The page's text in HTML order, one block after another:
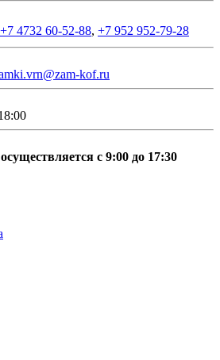
+7 4732 60-52-88, +7 952 952-79-28
kof.ru
с 9:00 до 17:30